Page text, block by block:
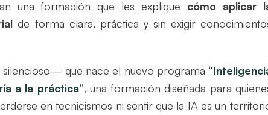
una formación que les explique cómo aplicar
de forma clara, práctica y sin exigir
que nace el nuevo programa
a la práctica”, una formación diseñada para
en tecnicismos ni sentir que la IA es un